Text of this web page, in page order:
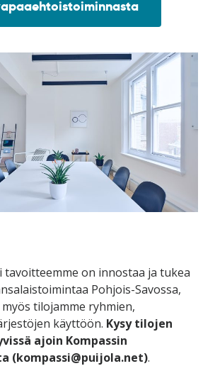
tavoitteemme on innostaa ja tukea
Pohjois-Savossa,
tilojamme ryhmien,
käyttöön. Kysy tilojen
ajoin Kompassin
(kompassi@puijola.net).